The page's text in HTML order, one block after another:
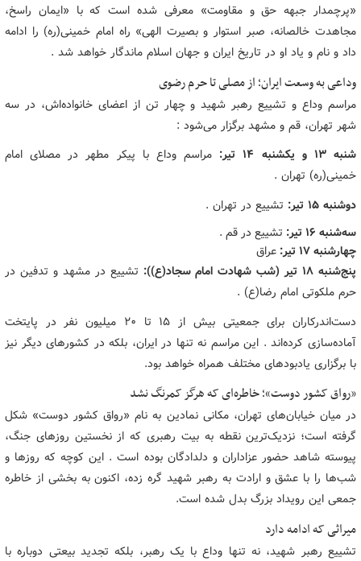
«پرچمدار جبهه حق و مقاومت» معرفی شده است که با «ایمان راسخ،
مجاهدت خالصانه، صبر استوار و بصیرت الهی» راه امام خمینی(ره) را ادامه
داد و نام و یاد او در تاریخ ایران و جهان اسلام ماندگار خواهد شد .
وداعی به وسعت ایران؛ از مصلی تا حرم رضوی
مراسم وداع و تشییع رهبر شهید و چهار تن از اعضای خانواده‌اش، در سه
شهر تهران، قم و مشهد برگزار می‌شود :
شنبه ۱۳ و یکشنبه ۱۴ تیر:
مراسم وداع با پیکر مطهر در مصلای امام
خمینی(ره) تهران .
دوشنبه ۱۵ تیر:
تشییع در تهران .
سه‌شنبه ۱۶ تیر:
تشییع در قم .
چهارشنبه۱۷ تیر:
عراق
پنج‌شنبه ۱۸ تیر (شب شهادت امام سجاد(ع)):
تشییع در مشهد و تدفین در
حرم ملکوتی امام رضا(ع) .
دست‌اندرکاران برای جمعیتی بیش از ۱۵ تا ۲۰ میلیون نفر در پایتخت
آماده‌سازی کرده‌اند . این مراسم نه تنها در ایران، بلکه در کشورهای دیگر نیز
با برگزاری یادبودهای مختلف همراه خواهد بود.
«رواق کشور دوست»؛ خاطره‌ای که هرگز کمرنگ نشد
در میان خیابان‌های تهران، مکانی نمادین به نام «رواق کشور دوست» شکل
گرفته است؛ نزدیک‌ترین نقطه به بیت رهبری که از نخستین روزهای جنگ،
پیوسته شاهد حضور عزاداران و دلدادگان بوده است . این کوچه که روزها و
شب‌ها را با عشق و ارادت به رهبر شهید گره زده، اکنون به بخشی از خاطره
جمعی این رویداد بزرگ بدل شده است.
میراثی که ادامه دارد
تشییع رهبر شهید، نه تنها وداع با یک رهبر، بلکه تجدید بیعتی دوباره با